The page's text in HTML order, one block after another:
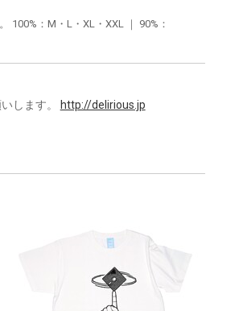
：M・L・XL・XXL ｜ 90%：
します。
http://delirious.jp